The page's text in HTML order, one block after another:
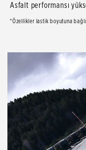
Asfalt performansı
*Özellikler lastik boyutuna